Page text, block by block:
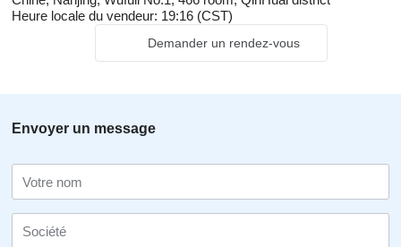
Heure locale du vendeur: 19:16 (CST)
Demander un rendez-vous
Envoyer un message